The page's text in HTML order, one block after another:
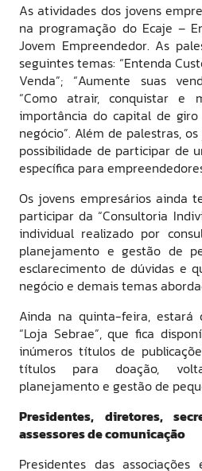
As atividades dos jovens
na programação do Ecaje –
Jovem Empreendedor. As
seguintes temas: “Entenda
Venda”; “Aumente suas
“Como atrair, conquistar e
importância do capital de
negócio”. Além de palestras,
possibilidade de participar de
específica para
Os jovens empresários ainda
participar da “Consultoria
individual realizado por
planejamento e gestão de
esclarecimento de dúvidas e
negócio e demais temas
Ainda na quinta-feira, estará
“Loja Sebrae”, que fica
inúmeros títulos de
títulos para doação,
planejamento e gestão de
Presidentes, diretores,
assessores de comunicação
Presidentes das associações